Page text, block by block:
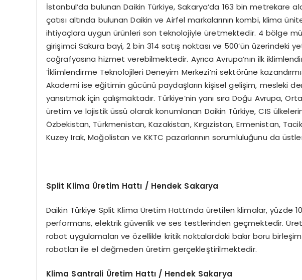
İstanbul’da bulunan Daikin Türkiye, Sakarya’da 163 bin metrekare
çatısı altında bulunan Daikin ve Airfel markalarının kombi, klima
ihtiyaçlara uygun ürünleri son teknolojiyle üretmektedir. 4 bölge
girişimci Sakura bayi, 2 bin 314 satış noktası ve 500’ün üzerindeki
coğrafyasına hizmet verebilmektedir. Ayrıca Avrupa’nın ilk
‘İklimlendirme Teknolojileri Deneyim Merkezi’ni sektörüne
Akademi ise eğitimin gücünü paydaşların kişisel gelişim, mesleki
yansıtmak için çalışmaktadır. Türkiye’nin yanı sıra Doğu Avrupa,
üretim ve lojistik üssü olarak konumlanan Daikin Türkiye, CIS
Özbekistan, Türkmenistan, Kazakistan, Kırgızistan, Ermenistan,
Kuzey Irak, Moğolistan ve KKTC pazarlarının sorumluluğunu da
Split Klima Üretim Hattı / Hendek Sakarya
Daikin Türkiye Split Klima Üretim Hattı’nda üretilen klimalar, yüzde
performans, elektrik güvenlik ve ses testlerinden geçmektedir.
robot uygulamaları ve özellikle kritik noktalardaki bakır boru
robotları ile el değmeden üretim gerçekleştirilmektedir.
Klima Santrali Üretim Hattı / Hendek Sakarya